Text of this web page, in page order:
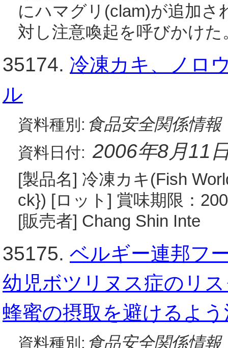
にハマグリ(clam)が追加さ
対し注意喚起を呼びかけ
35174. 冷凍カキ、ノロ
ル
資料種別: 食品安全関係情報
資料日付: 2006年8月11
[製品名] 冷凍カキ(Fish
ck}) [ロット] 賞味期限：
[販売者] Chang Shin Inte
35175. ベルギー連邦フ
幼児ボツリヌス症のリ
蜂蜜の摂取を避けるよ
資料種別: 食品安全関係情報